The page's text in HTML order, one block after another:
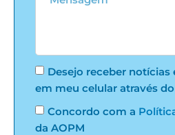
Desejo receber notícias
em meu celular através
Concordo com a
da AOPM